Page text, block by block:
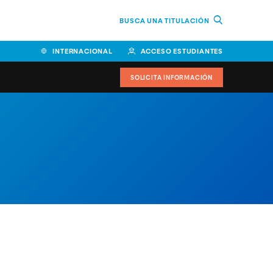
BUSCA UNA TITULACIÓN
INTERNACIONAL ACCESO ESTUDIANTES
SOLICITA INFORMACIÓN